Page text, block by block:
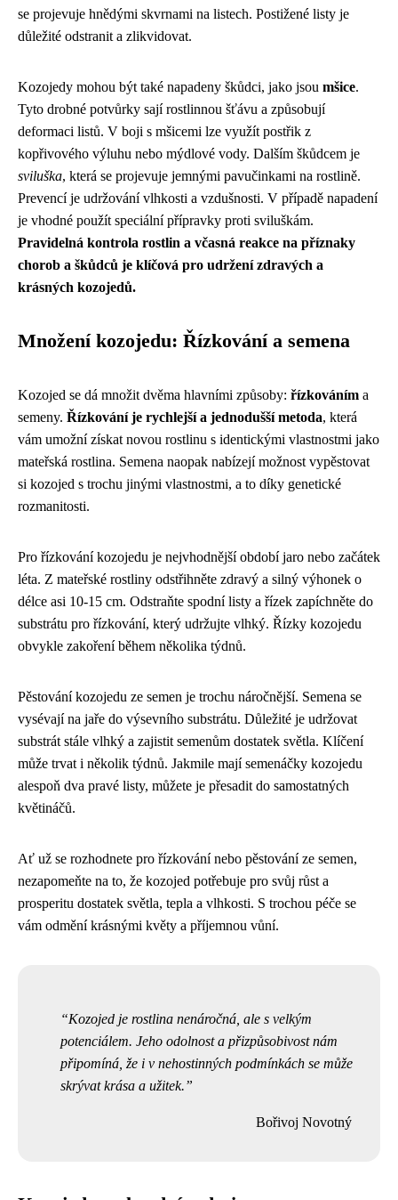
se projevuje hnědými skvrnami na listech. Postižené listy je
důležité odstranit a zlikvidovat.
Kozojedy mohou být také napadeny škůdci, jako jsou mšice.
Tyto drobné potvůrky sají rostlinnou šťávu a způsobují
deformaci listů. V boji s mšicemi lze využít postřik z
kopřivového výluhu nebo mýdlové vody. Dalším škůdcem je
sviluška, která se projevuje jemnými pavučinkami na rostlině.
Prevencí je udržování vlhkosti a vzdušnosti. V případě napadení
je vhodné použít speciální přípravky proti sviluškám.
Pravidelná kontrola rostlin a včasná reakce na příznaky
chorob a škůdců je klíčová pro udržení zdravých a
krásných kozojedů.
Množení kozojedu: Řízkování a semena
Kozojed se dá množit dvěma hlavními způsoby: řízkováním a
semeny. Řízkování je rychlejší a jednodušší metoda, která
vám umožní získat novou rostlinu s identickými vlastnostmi jako
mateřská rostlina. Semena naopak nabízejí možnost vypěstovat
si kozojed s trochu jinými vlastnostmi, a to díky genetické
rozmanitosti.
Pro řízkování kozojedu je nejvhodnější období jaro nebo začátek
léta. Z mateřské rostliny odstřihněte zdravý a silný výhonek o
délce asi 10-15 cm. Odstraňte spodní listy a řízek zapíchněte do
substrátu pro řízkování, který udržujte vlhký. Řízky kozojedu
obvykle zakoření během několika týdnů.
Pěstování kozojedu ze semen je trochu náročnější. Semena se
vysévají na jaře do výsevního substrátu. Důležité je udržovat
substrát stále vlhký a zajistit semenům dostatek světla. Klíčení
může trvat i několik týdnů. Jakmile mají semenáčky kozojedu
alespoň dva pravé listy, můžete je přesadit do samostatných
květináčů.
Ať už se rozhodnete pro řízkování nebo pěstování ze semen,
nezapomeňte na to, že kozojed potřebuje pro svůj růst a
prosperitu dostatek světla, tepla a vlhkosti. S trochou péče se
vám odmění krásnými květy a příjemnou vůní.
Kozojed je rostlina nenáročná, ale s velkým
potenciálem. Jeho odolnost a přizpůsobivost nám
připomíná, že i v nehostinných podmínkách se může
skrývat krása a užitek.
Bořivoj Novotný